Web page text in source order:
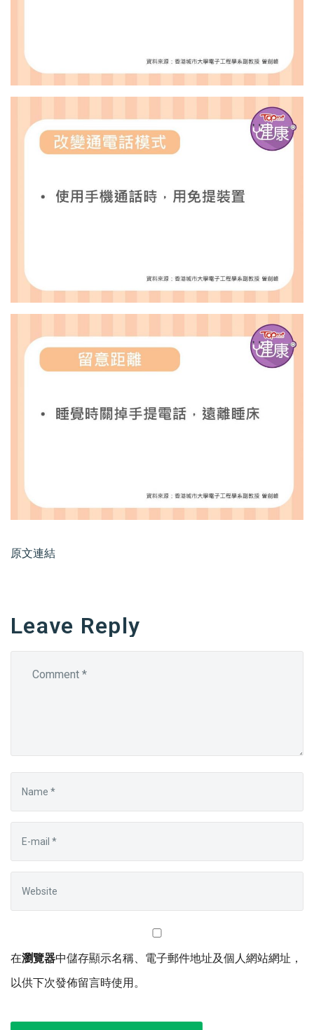
原文連結
Leave Reply
在瀏覽器中儲存顯示名稱、電子郵件地址及個人網站網址，
以供下次發佈留言時使用。